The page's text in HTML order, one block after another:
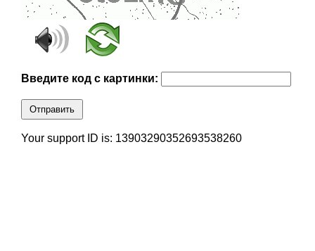
Введите код с картинки:
Отправить
Your support ID is: 13903290352693538260